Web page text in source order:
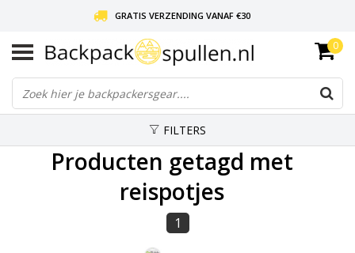
GRATIS VERZENDING VANAF €30
LIEFDE VOOR BACKPACKEN!
30 DAGEN GRATIS RETOUR
0
FILTERS
Producten getagd met
reispotjes
1